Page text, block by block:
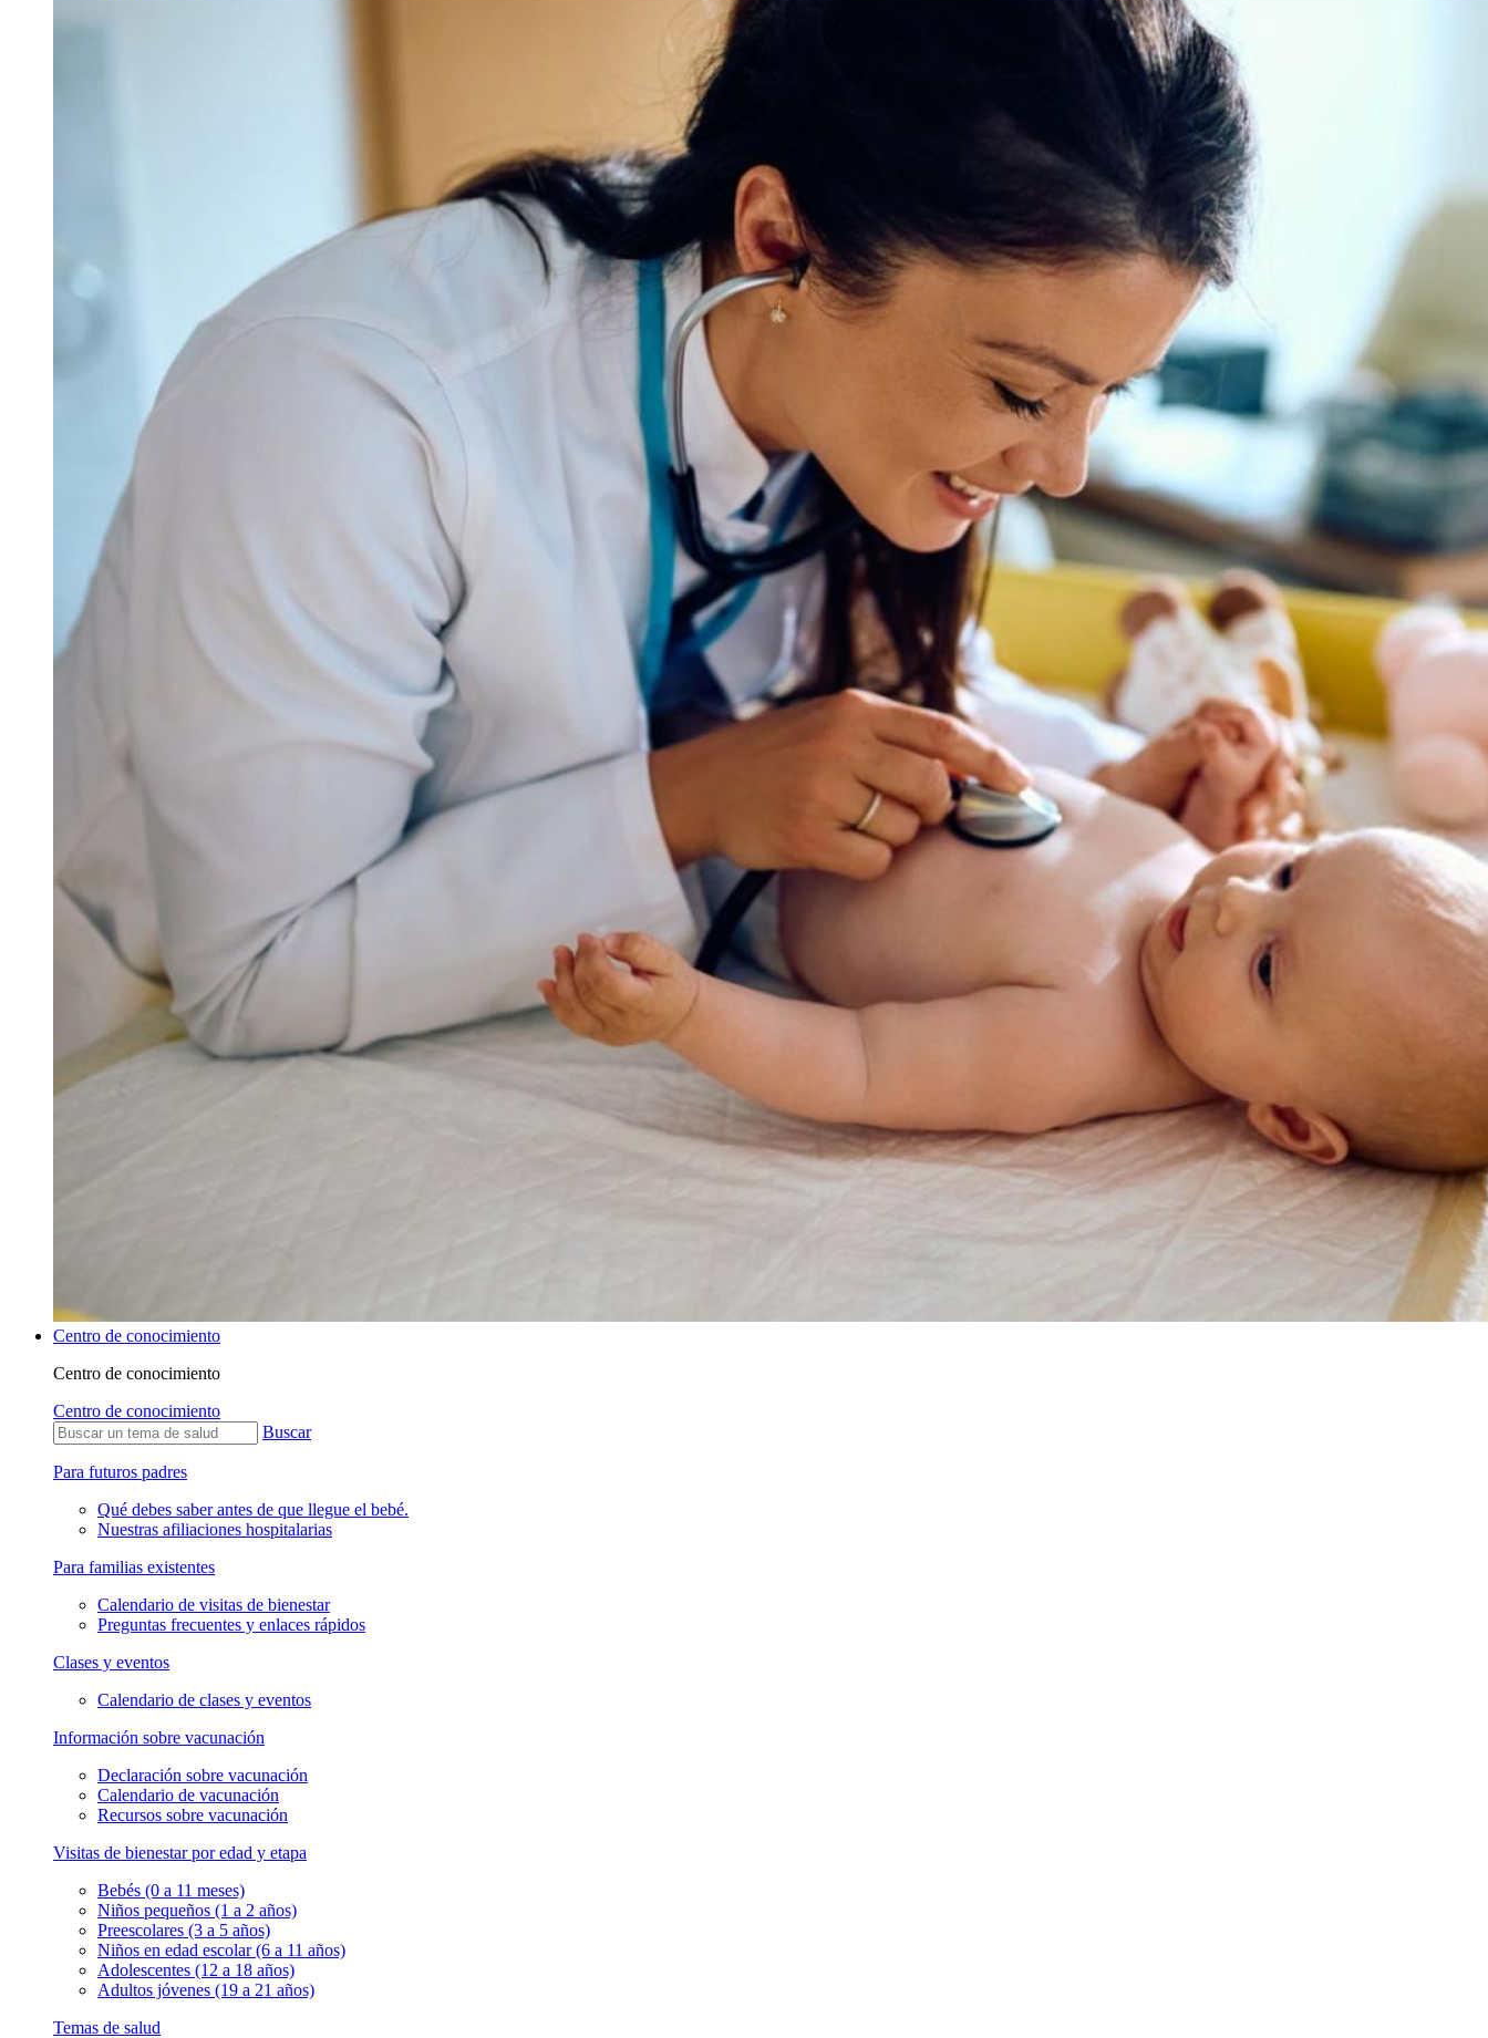
Centro de conocimiento
Centro de conocimiento
Centro de conocimiento
Buscar
Para futuros padres
Qué debes saber antes de que llegue el bebé.
Nuestras afiliaciones hospitalarias
Para familias existentes
Calendario de visitas de bienestar
Preguntas frecuentes y enlaces rápidos
Clases y eventos
Calendario de clases y eventos
Información sobre vacunación
Declaración sobre vacunación
Calendario de vacunación
Recursos sobre vacunación
Visitas de bienestar por edad y etapa
Bebés (0 a 11 meses)
Niños pequeños (1 a 2 años)
Preescolares (3 a 5 años)
Niños en edad escolar (6 a 11 años)
Adolescentes (12 a 18 años)
Adultos jóvenes (19 a 21 años)
Temas de salud